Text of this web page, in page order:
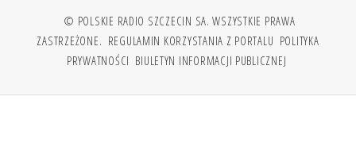
© POLSKIE RADIO SZCZECIN SA. WSZYSTKIE PRAWA
ZASTRZEŻONE. REGULAMIN KORZYSTANIA Z PORTALU POLITYKA
PRYWATNOŚCI BIULETYN INFORMACJI PUBLICZNEJ